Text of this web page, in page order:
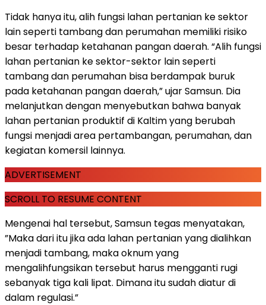
Tidak hanya itu, alih fungsi lahan pertanian ke sektor
lain seperti tambang dan perumahan memiliki risiko
besar terhadap ketahanan pangan daerah. “Alih fungsi
lahan pertanian ke sektor-sektor lain seperti
tambang dan perumahan bisa berdampak buruk
pada ketahanan pangan daerah,” ujar Samsun. Dia
melanjutkan dengan menyebutkan bahwa banyak
lahan pertanian produktif di Kaltim yang berubah
fungsi menjadi area pertambangan, perumahan, dan
kegiatan komersil lainnya.
ADVERTISEMENT
SCROLL TO RESUME CONTENT
Mengenai hal tersebut, Samsun tegas menyatakan,
”Maka dari itu jika ada lahan pertanian yang dialihkan
menjadi tambang, maka oknum yang
mengalihfungsikan tersebut harus mengganti rugi
sebanyak tiga kali lipat. Dimana itu sudah diatur di
dalam regulasi.”